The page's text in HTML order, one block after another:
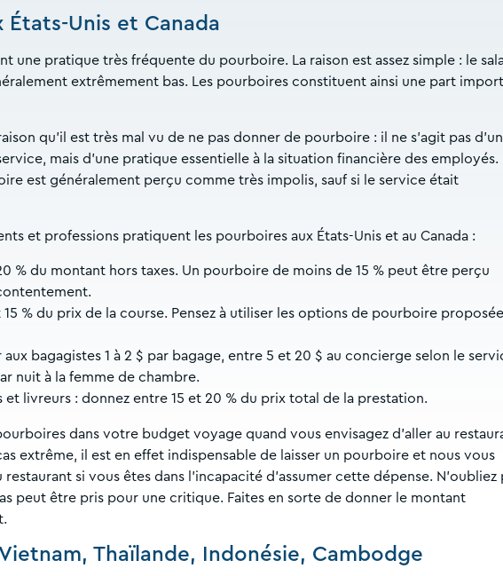
États-Unis et Canada
une pratique très fréquente du pourboire. La raison est assez simple : le
extrêmement bas. Les pourboires constituent ainsi une part
qu’il est très mal vu de ne pas donner de pourboire : il ne s’agit pas
mais d’une pratique essentielle à la situation financière des employés.
est généralement perçu comme très impolis, sauf si le service était
et professions pratiquent les pourboires aux États-Unis et au Canada :
% du montant hors taxes. Un pourboire de moins de 15 % peut être perçu
15 % du prix de la course. Pensez à utiliser les options de pourboire
aux bagagistes 1 à 2 $ par bagage, entre 5 et 20 $ au concierge selon le
nuit à la femme de chambre.
et livreurs : donnez entre 15 et 20 % du prix total de la prestation.
dans votre budget voyage quand vous envisagez d’aller au
extrême, il est en effet indispensable de laisser un pourboire et nous vous
si vous êtes dans l’incapacité d’assumer cette dépense. N’oubliez
peut être pris pour une critique. Faites en sorte de donner le montant
Thaïlande, Indonésie, Cambodge